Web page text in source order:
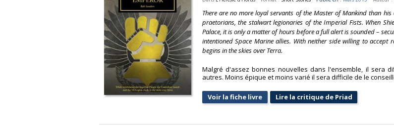
There are no more loyal servants of the Master of Mankind than
praetorians, the stalwart legionaries of the Imperial Fists. When
Palace, it is only a matter of hours before a full alert is sounded –
intentioned Space Marine allies. With neither side willing to
begins in the skies over Terra.
Malgré d'assez bonnes nouvelles dans l'ensemble, il sera
autres. Moins épique et moins varié il sera difficile de le
Voir la fiche livre Lire la critique de Priad